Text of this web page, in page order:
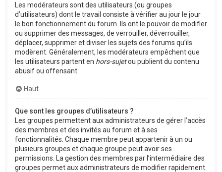
Les modérateurs sont des utilisateurs (ou groupes
d’utilisateurs) dont le travail consiste à vérifier au jour le jour
le bon fonctionnement du forum. Ils ont le pouvoir de modifier
ou supprimer des messages, de verrouiller, déverrouiller,
déplacer, supprimer et diviser les sujets des forums qu’ils
modèrent. Généralement, les modérateurs empêchent que
les utilisateurs partent en hors-sujetou publient du contenu
abusif ou offensant.
Haut
Que sont les groupes d’utilisateurs ?
Les groupes permettent aux administrateurs de gérer l’accès
des membres et des invités au forum et à ses
fonctionnalités. Chaque membre peut appartenir à un ou
plusieurs groupes et chaque groupe peut avoir ses
permissions. La gestion des membres par l’intermédiaire des
groupes permet aux administrateurs de modifier rapidement